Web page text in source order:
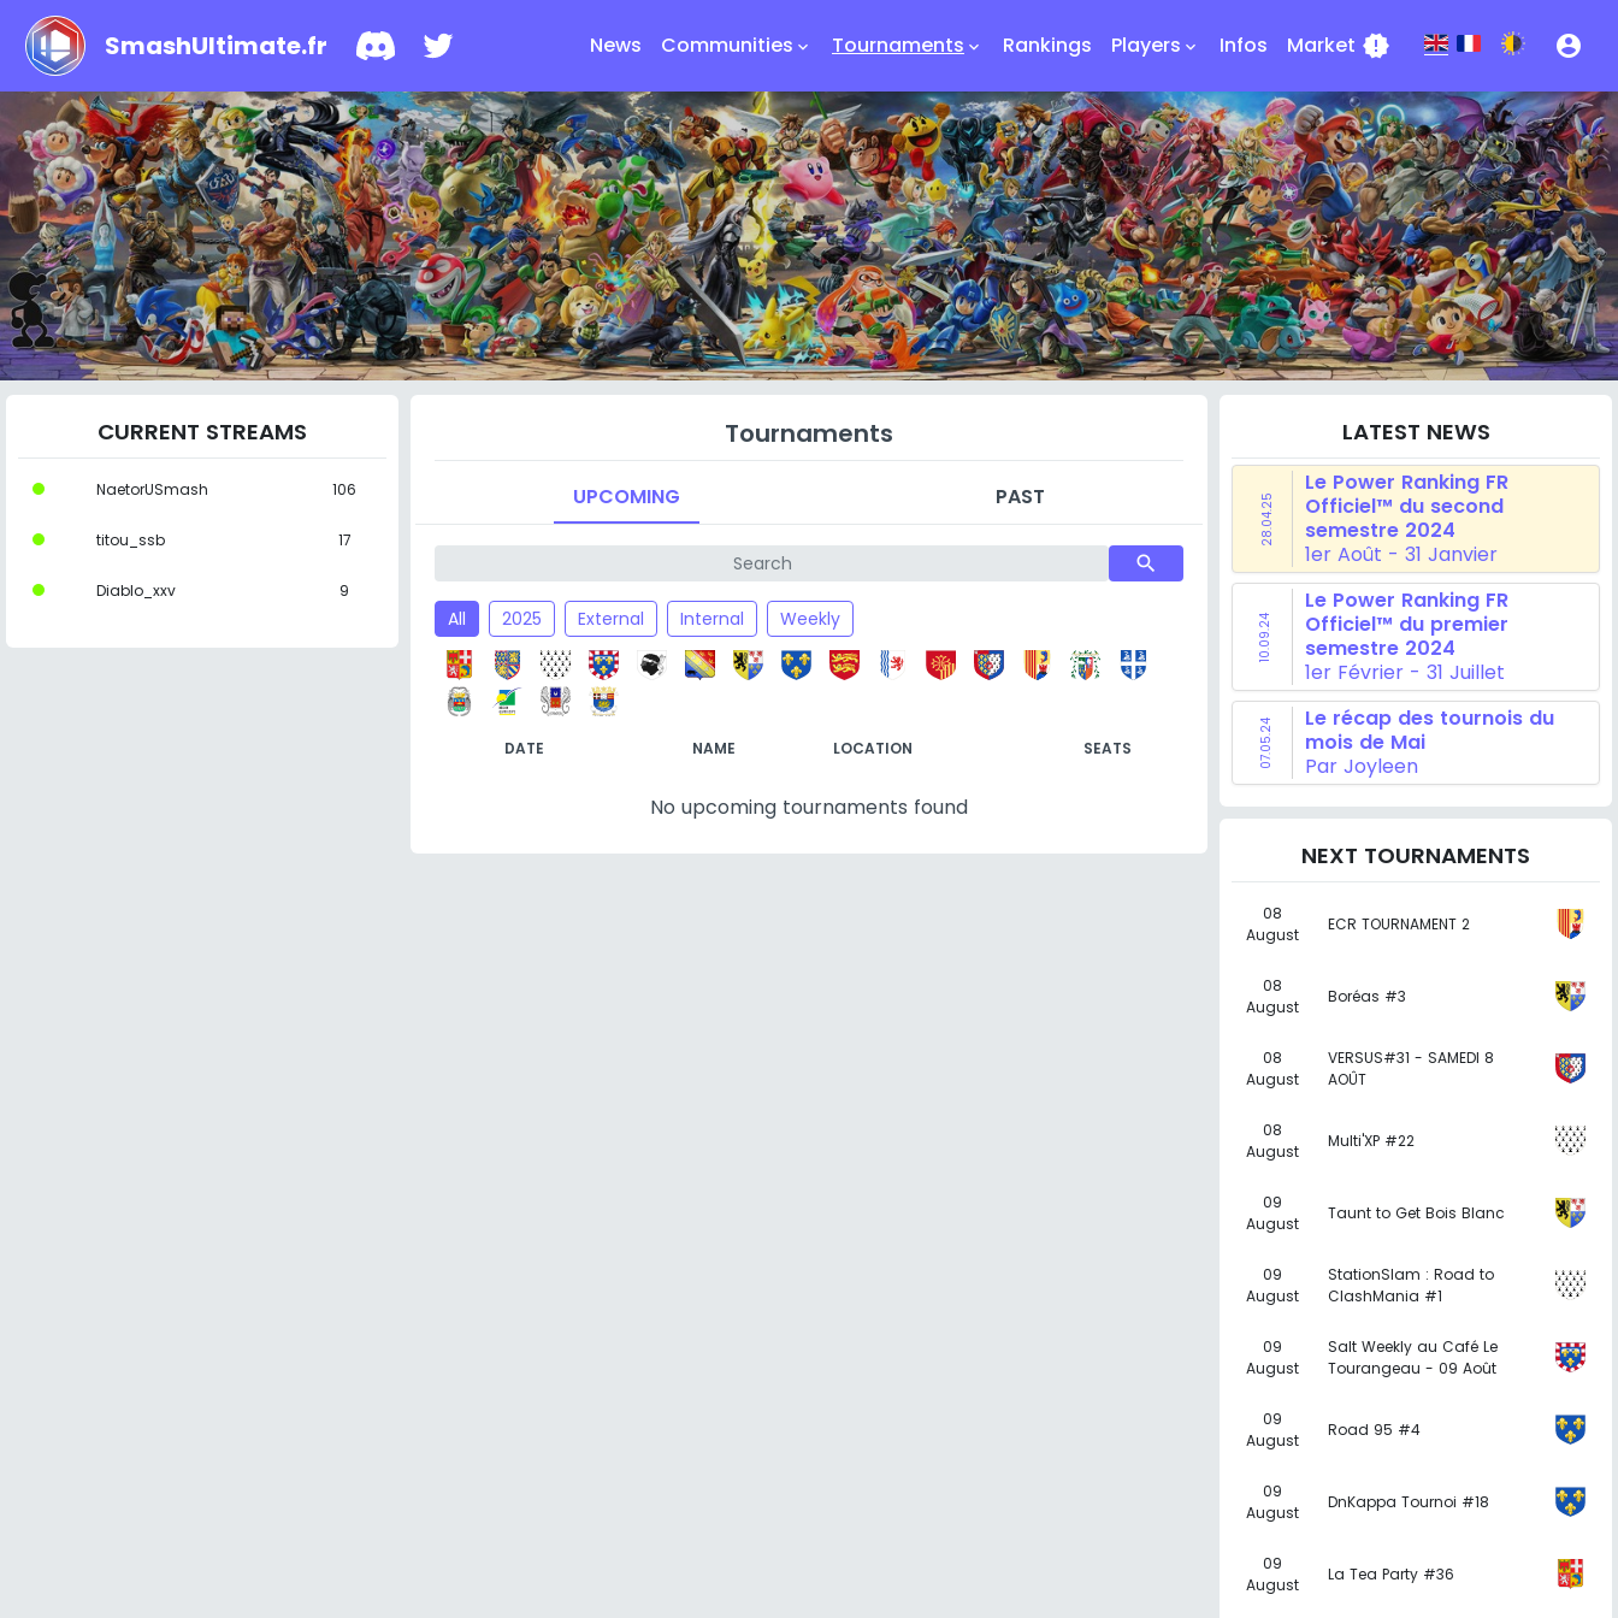
SmashUltimate.fr News Communities keyboard_arrow_down Tournaments keyboard_arrow_down Rankings Players keyboard_arrow_down Infos Market new_releases account_circle
CURRENT STREAMS
NaetorUSmash 106
titou_ssb 17
Diablo_xxv 9
Tournaments
UPCOMING PAST
search
All 2025 External Internal Weekly
DATE NAME LOCATION SEATS
No upcoming tournaments found
LATEST NEWS
28.04.25
Le Power Ranking FR
Officiel™ du second
semestre 2024
1er Août - 31 Janvier
10.09.24
Le Power Ranking FR
Officiel™ du premier
semestre 2024
1er Février - 31 Juillet
07.05.24
Le récap des tournois du
mois de Mai
Par Joyleen
NEXT TOURNAMENTS
08
August
ECR TOURNAMENT 2
08
August
Boréas #3
08
August
VERSUS#31 - SAMEDI 8
AOÛT
08
August
Multi'XP #22
09
August
Taunt to Get Bois Blanc
09
August
StationSlam : Road to
ClashMania #1
09
August
Salt Weekly au Café Le
Tourangeau - 09 Août
09
August
Road 95 #4
09
August
DnKappa Tournoi #18
09
August
La Tea Party #36